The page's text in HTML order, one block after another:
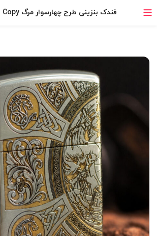
۴ قسط، بدون کارمزد
خرید قسطی با ترب‌پی
فندک بنزینی طرح چهار‌سوار مرگ Zippo High Copy